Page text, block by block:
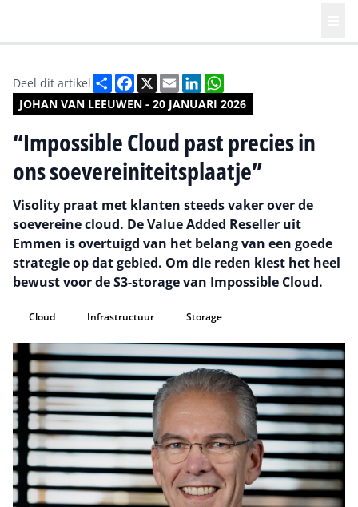
JOHAN VAN LEEUWEN - 20 JANUARI 2026
Deel dit artikel DeelFacebook
X EmailLinkedIn
“Impossible Cloud past precies in
ons soevereiniteitsplaatje”
Visolity praat met klanten steeds vaker over de
soevereine cloud. De Value Added Reseller uit
Emmen is overtuigd van het belang van een goede
strategie op dat gebied. Om die reden kiest het heel
bewust voor de S3-storage van Impossible Cloud.
Cloud Infrastructuur Storage